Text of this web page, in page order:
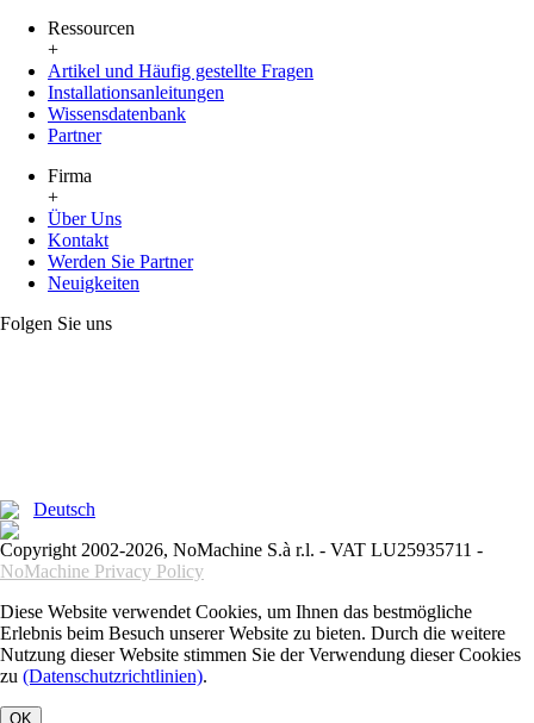
Ressourcen
+
Artikel und Häufig gestellte Fragen
Installationsanleitungen
Wissensdatenbank
Partner
Firma
+
Über Uns
Kontakt
Werden Sie Partner
Neuigkeiten
Folgen Sie uns
Deutsch
Copyright 2002-2026, NoMachine S.à r.l. - VAT LU25935711 -
NoMachine Privacy Policy
Diese Website verwendet Cookies, um Ihnen das bestmögliche
Erlebnis beim Besuch unserer Website zu bieten. Durch die weitere
Nutzung dieser Website stimmen Sie der Verwendung dieser Cookies
zu (Datenschutzrichtlinien).